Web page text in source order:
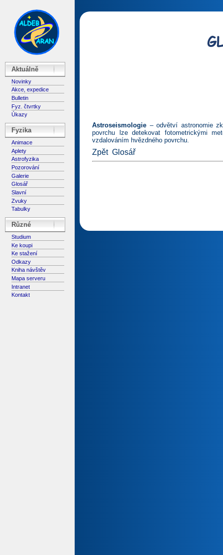
Aktuálně
Novinky
Akce, expedice
Bulletin
Fyz. čtvrtky
Úkazy
Fyzika
Animace
Aplety
Astrofyzika
Pozorování
Galerie
Glosář
Slavní
Zvuky
Tabulky
Různé
Studium
Ke koupi
Ke stažení
Odkazy
Kniha návštěv
Mapa serveru
Intranet
Kontakt
Astroseismologie – odvětví astronomie
povrchu lze detekovat fotometrickými
vzdalováním hvězdného povrchu.
Zpět Glosář